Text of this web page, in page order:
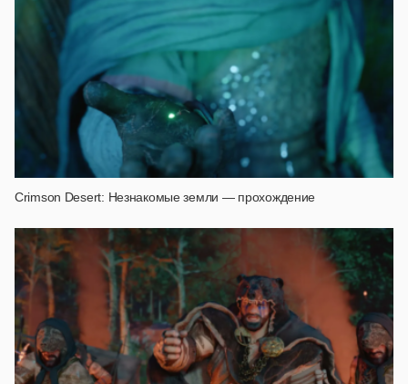
Crimson Desert: Незнакомые земли — прохождение